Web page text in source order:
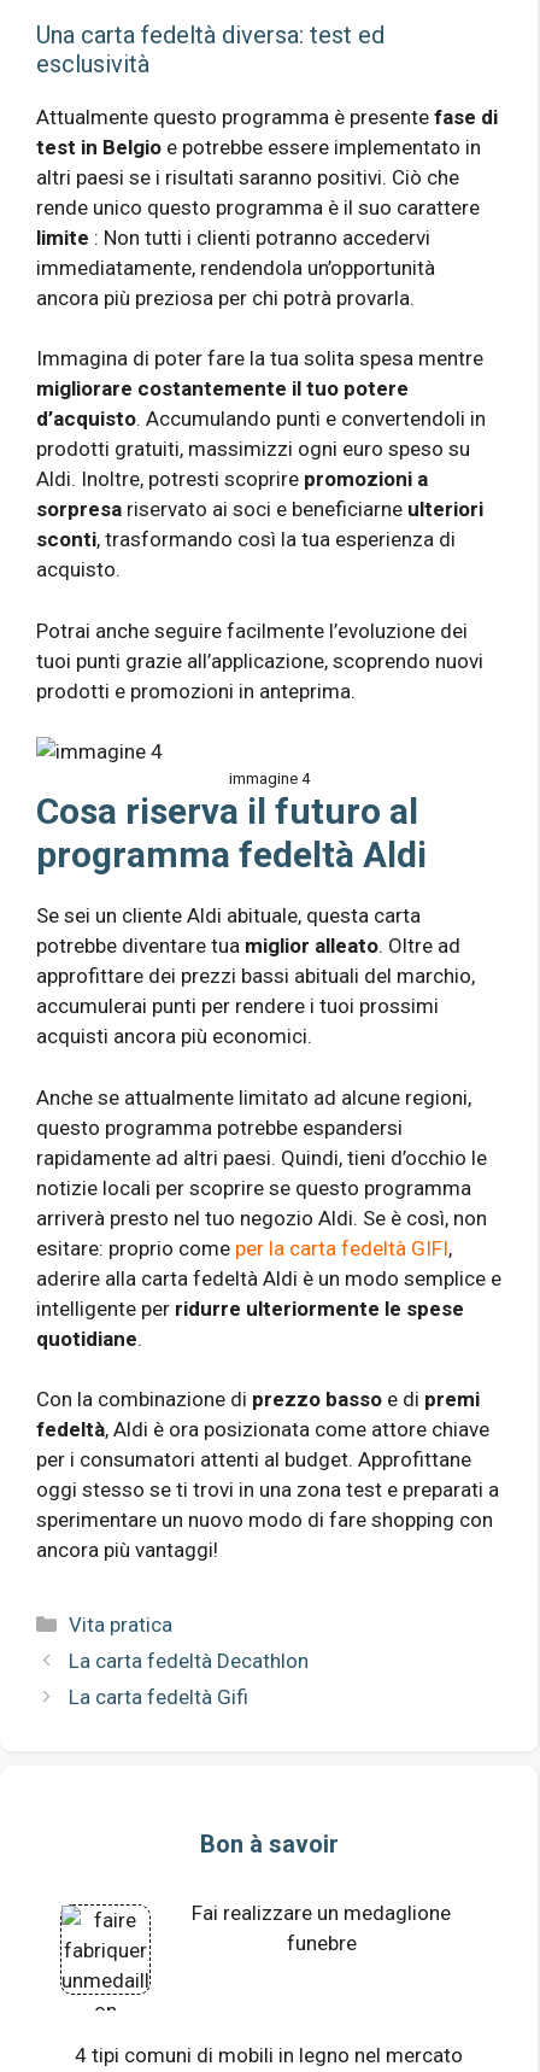
Una carta fedeltà diversa: test ed
esclusività
Attualmente questo programma è presente fase di
test in Belgio e potrebbe essere implementato in
altri paesi se i risultati saranno positivi. Ciò che
rende unico questo programma è il suo carattere
limite : Non tutti i clienti potranno accedervi
immediatamente, rendendola un’opportunità
ancora più preziosa per chi potrà provarla.
Immagina di poter fare la tua solita spesa mentre
migliorare costantemente il tuo potere
d’acquisto. Accumulando punti e convertendoli in
prodotti gratuiti, massimizzi ogni euro speso su
Aldi. Inoltre, potresti scoprire promozioni a
sorpresa riservato ai soci e beneficiarne ulteriori
sconti, trasformando così la tua esperienza di
acquisto.
Potrai anche seguire facilmente l’evoluzione dei
tuoi punti grazie all’applicazione, scoprendo nuovi
prodotti e promozioni in anteprima.
immagine 4
Cosa riserva il futuro al
programma fedeltà Aldi
Se sei un cliente Aldi abituale, questa carta
potrebbe diventare tua miglior alleato. Oltre ad
approfittare dei prezzi bassi abituali del marchio,
accumulerai punti per rendere i tuoi prossimi
acquisti ancora più economici.
Anche se attualmente limitato ad alcune regioni,
questo programma potrebbe espandersi
rapidamente ad altri paesi. Quindi, tieni d’occhio le
notizie locali per scoprire se questo programma
arriverà presto nel tuo negozio Aldi. Se è così, non
esitare: proprio come per la carta fedeltà GIFI,
aderire alla carta fedeltà Aldi è un modo semplice e
intelligente per ridurre ulteriormente le spese
quotidiane.
Con la combinazione di prezzo basso e di premi
fedeltà, Aldi è ora posizionata come attore chiave
per i consumatori attenti al budget. Approfittane
oggi stesso se ti trovi in ​​una zona test e preparati a
sperimentare un nuovo modo di fare shopping con
ancora più vantaggi!
Categorie
Vita pratica
La carta fedeltà Decathlon
La carta fedeltà Gifi
Bon à savoir
Fai realizzare un medaglione
funebre
4 tipi comuni di mobili in legno nel mercato